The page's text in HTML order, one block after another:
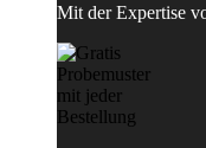
Mit der Expertise